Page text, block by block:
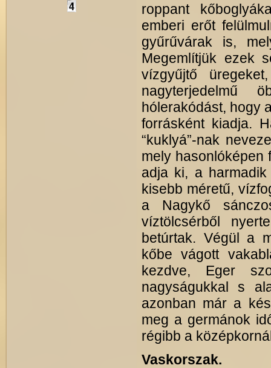
roppant
emberi erőt
gyűrűvárak is,
Megemlítjük ezek
vízgyűjtő
nagyterjedelmű
hólerakódást, hogy
forrásként kiadja.
“kuklyá”-nak
mely hasonlóképen
adja ki, a
kisebb méretű,
a Nagykő
víztölcsérből
betúrtak. Végül a
kőbe vágott
kezdve, Eger
nagyságukkal s
azonban már a
meg a germánok
régibb a
Vaskorszak.